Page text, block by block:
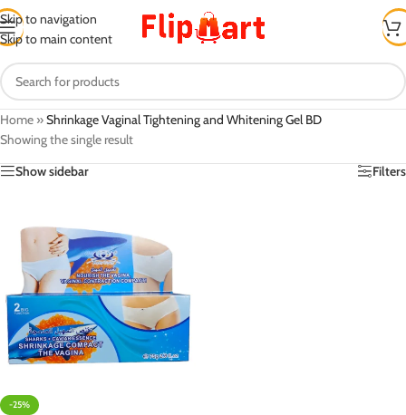
Skip to navigation
Skip to main content
Home »Shrinkage Vaginal Tightening and Whitening Gel BD
Showing the single result
Show sidebar
Filters
-25%